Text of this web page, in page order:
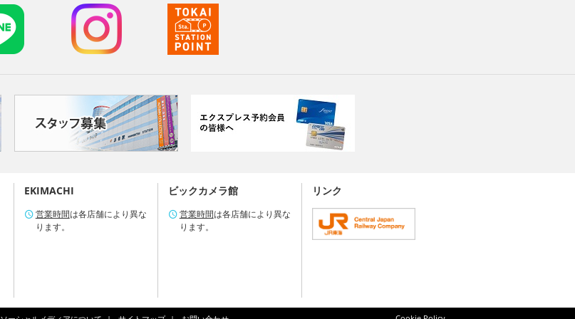
EKIMACHI
営業時間は各店舗により異な
ります。
ビックカメラ館
営業時間は各店舗により異な
ります。
リンク